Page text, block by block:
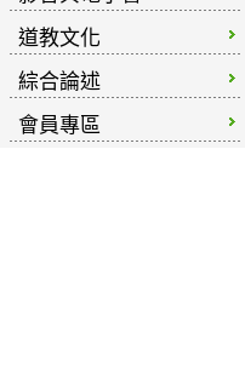
道教文化
綜合論述
會員專區